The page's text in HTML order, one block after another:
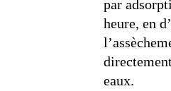
par
heure, en
eaux.